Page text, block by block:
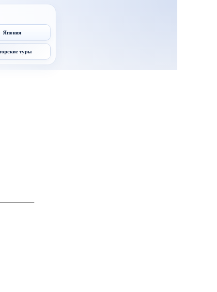
Япония
туры